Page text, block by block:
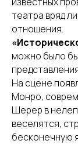
театра вряд
отношения.
можно было
На сцене
Монро,
Шерер в
веселятся,
бесконечную